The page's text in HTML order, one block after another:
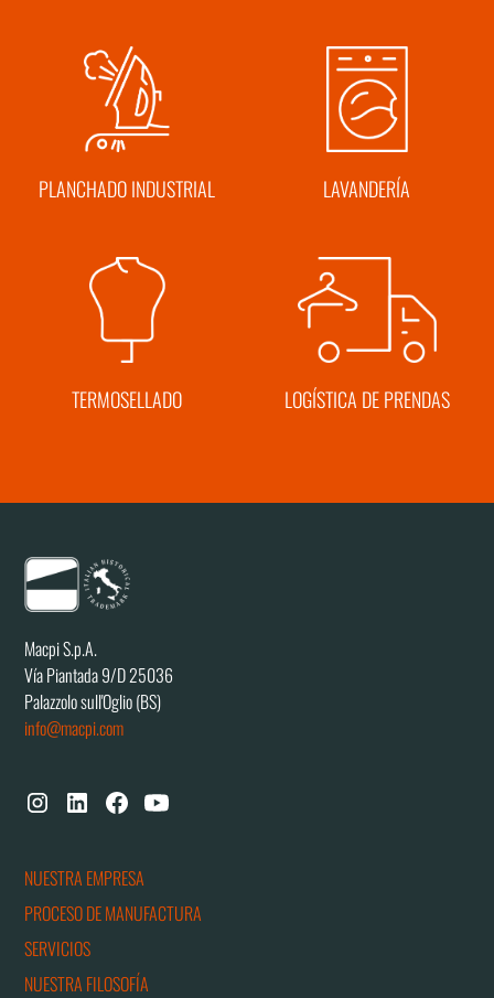
PLANCHADO INDUSTRIAL LAVANDERÍA
TERMOSELLADO LOGÍSTICA DE PRENDAS
Macpi S.p.A.
Vía Piantada 9/D 25036
Palazzolo sull'Oglio (BS)
info@macpi.com
NUESTRA EMPRESA
PROCESO DE MANUFACTURA
SERVICIOS
NUESTRA FILOSOFÍA